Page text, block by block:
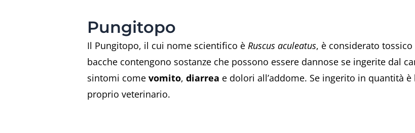
Pungitopo
Il Pungitopo, il cui nome scientifico è Ruscus aculeatus, è considerato
bacche contengono sostanze che possono essere dannose se ingerite dal
sintomi come vomito, diarrea e dolori all’addome. Se ingerito in quantità
proprio veterinario.